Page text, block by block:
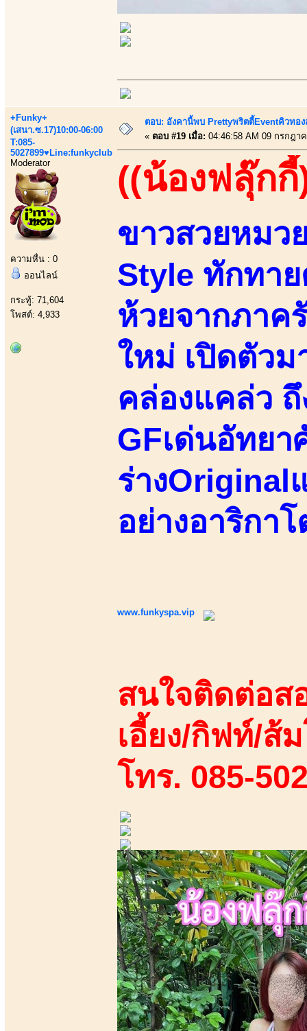
+Funky+
(เสนา.ซ.17)10:00-06:00
T:085-
5027899♥Line:funkyclub
Moderator
ความหื่น : 0
ออนไลน์
กระทู้: 71,604
โพสต์: 4,933
ตอบ: อังคานี้พบ Prettyพริตตี้Eventคิวทอ
« ตอบ #19 เมื่อ: 04:46:58 AM 09 กรกฎา
((น้องฟลุ๊กกี้
ขาวสวยหมว
Style ทักทา
ห้วยจากภาค
ใหม่ เปิดตัวม
คล่องแคล่ว ถึ
GFเด่นอัทยา
ร่างOriginal
อย่างอาริกา
www.funkyspa.vip
สนใจติดต่อส
เอี้ยง/กิฟท์/ส้
โทร. 085-